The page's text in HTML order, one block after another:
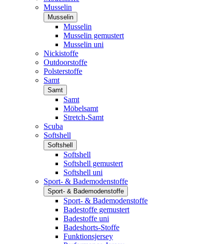
Musselin
Musselin
Musselin
Musselin gemustert
Musselin uni
Nickistoffe
Outdoorstoffe
Polsterstoffe
Samt
Samt
Samt
Möbelsamt
Stretch-Samt
Scuba
Softshell
Softshell
Softshell
Softshell gemustert
Softshell uni
Sport- & Bademodenstoffe
Sport- & Bademodenstoffe
Sport- & Bademodenstoffe
Badestoffe gemustert
Badestoffe uni
Badeshorts-Stoffe
Funktionsjersey